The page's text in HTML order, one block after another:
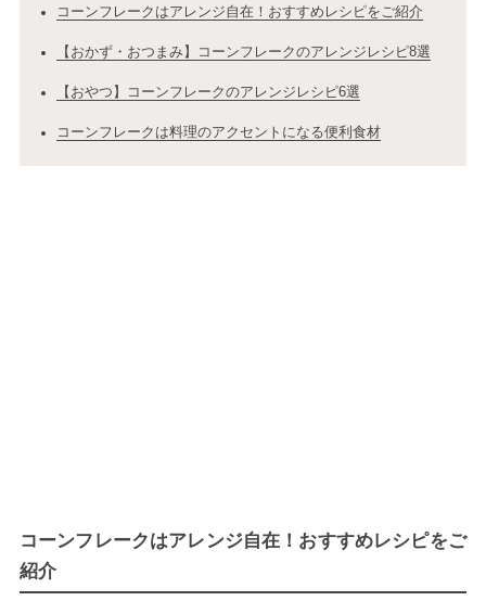
コーンフレークはアレンジ自在！おすすめレシピをご紹介
【おかず・おつまみ】コーンフレークのアレンジレシピ8選
【おやつ】コーンフレークのアレンジレシピ6選
コーンフレークは料理のアクセントになる便利食材
コーンフレークはアレンジ自在！おすすめレシピをご
紹介